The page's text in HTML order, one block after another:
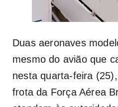
Duas aeronaves
mesmo do avião que
nesta quarta-feira
frota da Força Aérea